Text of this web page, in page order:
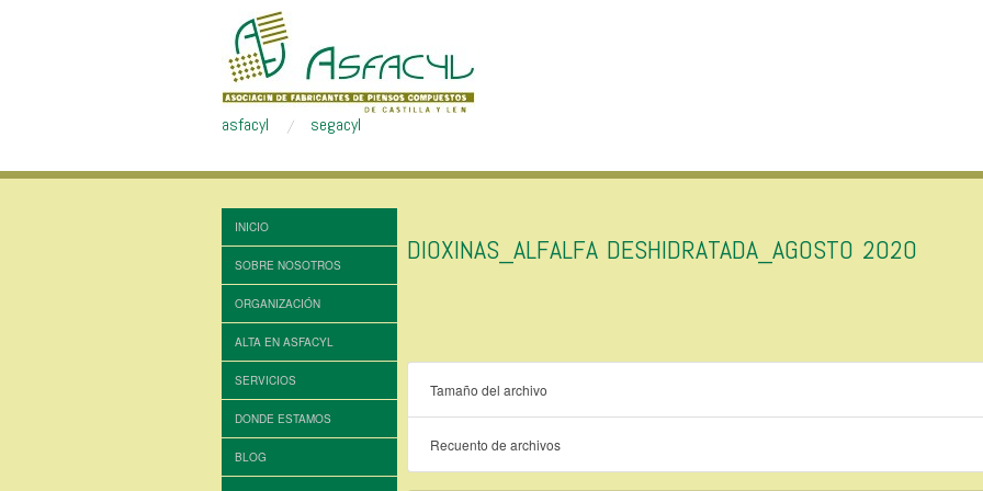
asfacyl segacyl
INICIO
SOBRE NOSOTROS
ORGANIZACIÓN
ALTA EN ASFACYL
SERVICIOS
DONDE ESTAMOS
BLOG
DIOXINAS_ALFALFA DESHIDRATADA_AGOSTO 2020
Tamaño del archivo
Recuento de archivos